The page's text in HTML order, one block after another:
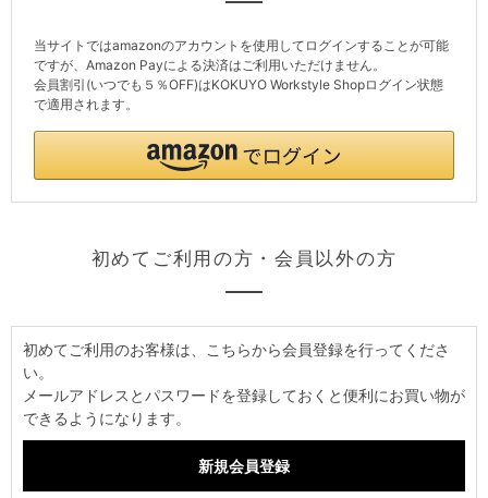
初めてご利用の方・会員以外の方
初めてご利用のお客様は、こちらから会員登録を行ってくださ
い。
メールアドレスとパスワードを登録しておくと便利にお買い物が
できるようになります。